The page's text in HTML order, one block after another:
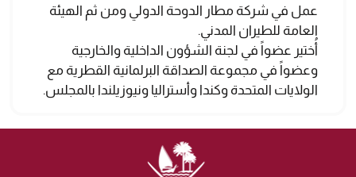
عمل في شركة مطار الدوحة الدولي ومن ثم الهيئة
العامة للطيران المدني.
أُختير عضواً في لجنة الشؤون الداخلية والخارجية
وعضواً في مجموعة الصداقة البرلمانية القطرية مع
الولايات المتحدة وكندا وأستراليا ونيوزيلندا بالمجلس.